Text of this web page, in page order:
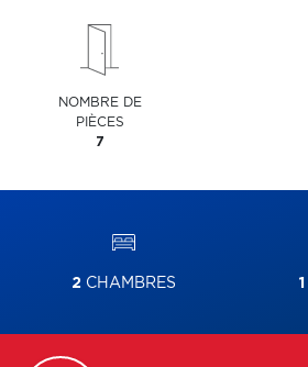
NOMBRE DE
PIÈCES
7
2CHAMBRES 1